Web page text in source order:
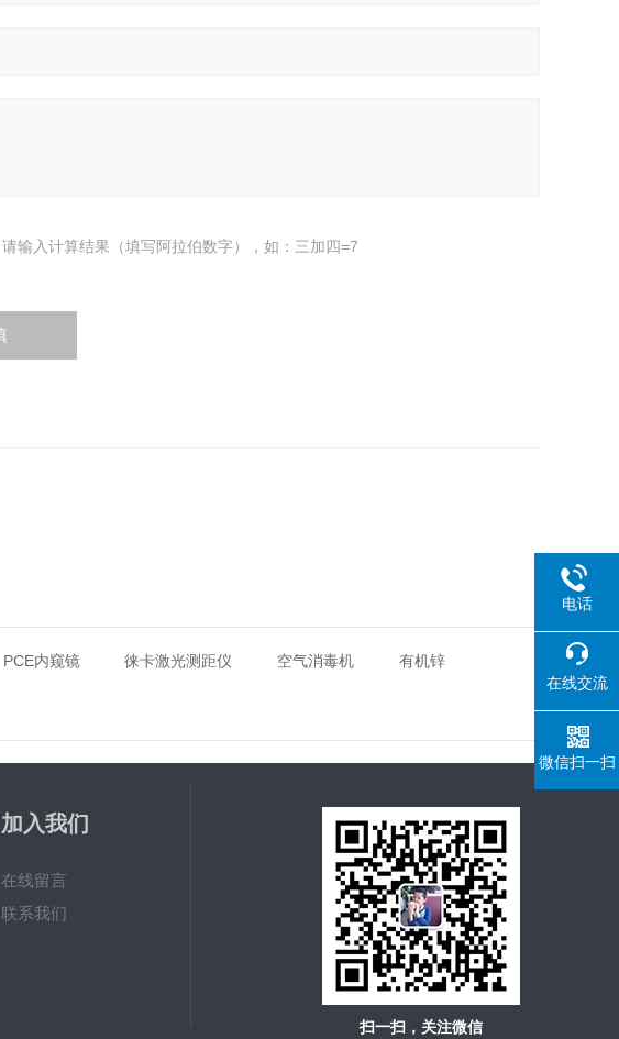
请输入计算结果（填写阿拉伯数字），如：三加四=7
PCE内窥镜 徕卡激光测距仪 空气消毒机 有机锌
加入我们
在线留言
联系我们
扫一扫，关注微信
电话
在线交流
微信扫一扫